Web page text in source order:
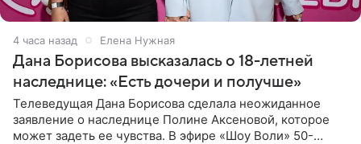
4 часа назад Елена Нужная
Дана Борисова высказалась о 18-летней
наследнице: «Есть дочери и получше»
Телеведущая Дана Борисова сделала неожиданное
заявление о наследнице Полине Аксеновой, которое
может задеть ее чувства. В эфире «Шоу Воли» 50-